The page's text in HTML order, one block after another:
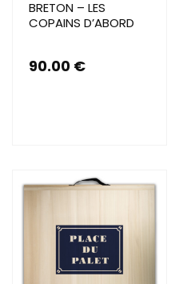
BRETON – LES
COPAINS D’ABORD
90.00 €